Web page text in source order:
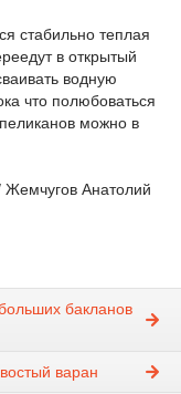
стабильно теплая
в открытый
водную
что полюбоваться
можно в
Жемчугов Анатолий
бакланов
варан